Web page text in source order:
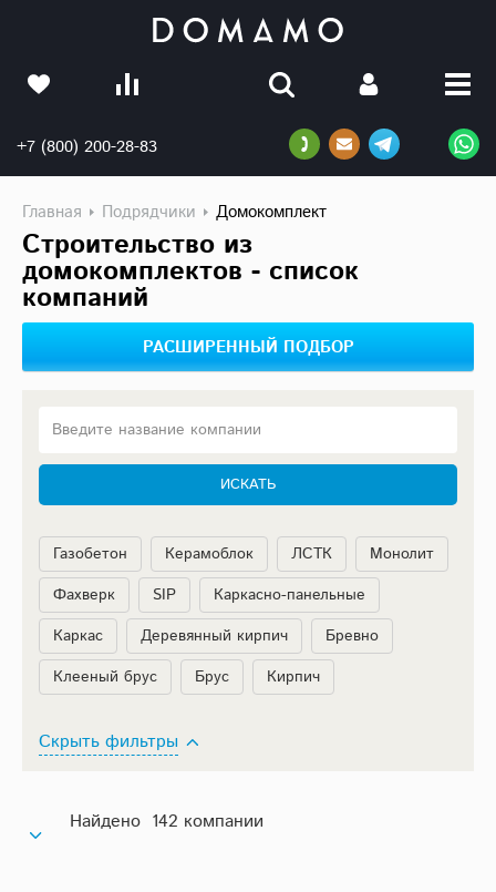
+7 (800) 200-28-83
Главная Подрядчики Домокомплект
Строительство из
домокомплектов - список
компаний
РАСШИРЕННЫЙ ПОДБОР
Введите название компании
ИСКАТЬ
Газобетон Керамоблок ЛСТК
Монолит
Фахверк
SIP
Каркасно-панельные
Каркас
Деревянный кирпич
Бревно
Клееный брус
Брус Кирпич
Скрыть фильтры
Найдено 142 компании